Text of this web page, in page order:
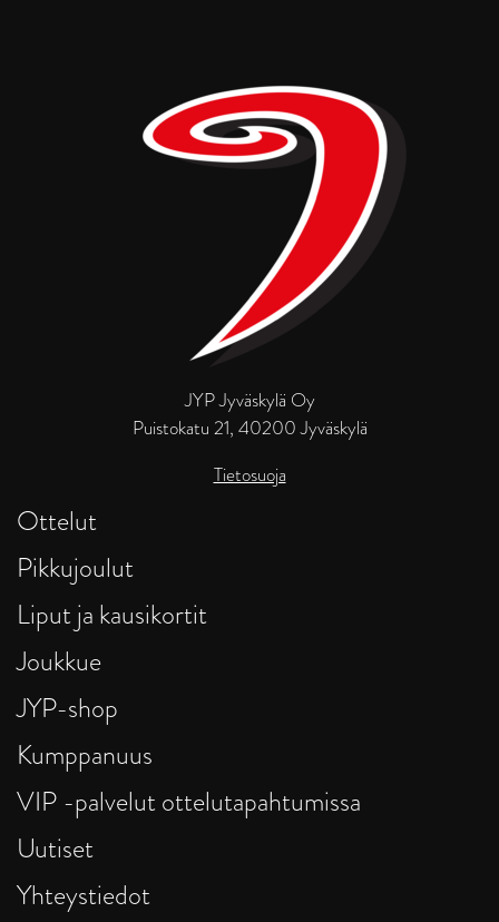
JYP Jyväskylä Oy
Puistokatu 21, 40200 Jyväskylä
Tietosuoja
Ottelut
Pikkujoulut
Liput ja kausikortit
Joukkue
JYP-shop
Kumppanuus
VIP -palvelut ottelutapahtumissa
Uutiset
Yhteystiedot